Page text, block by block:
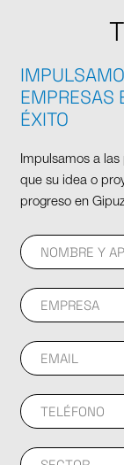
EMPRESAS
ÉXITO
Impulsamos a
que su idea o
progreso en
Correo
electrónico